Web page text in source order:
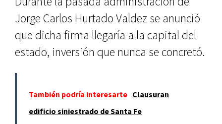
Jorge Carlos Hurtado Valdez se anunció
que dicha firma llegaría a la capital del
estado, inversión que nun­ca se concretó.
También podría interesarte Clausuran
edificio siniestrado de Santa Fe